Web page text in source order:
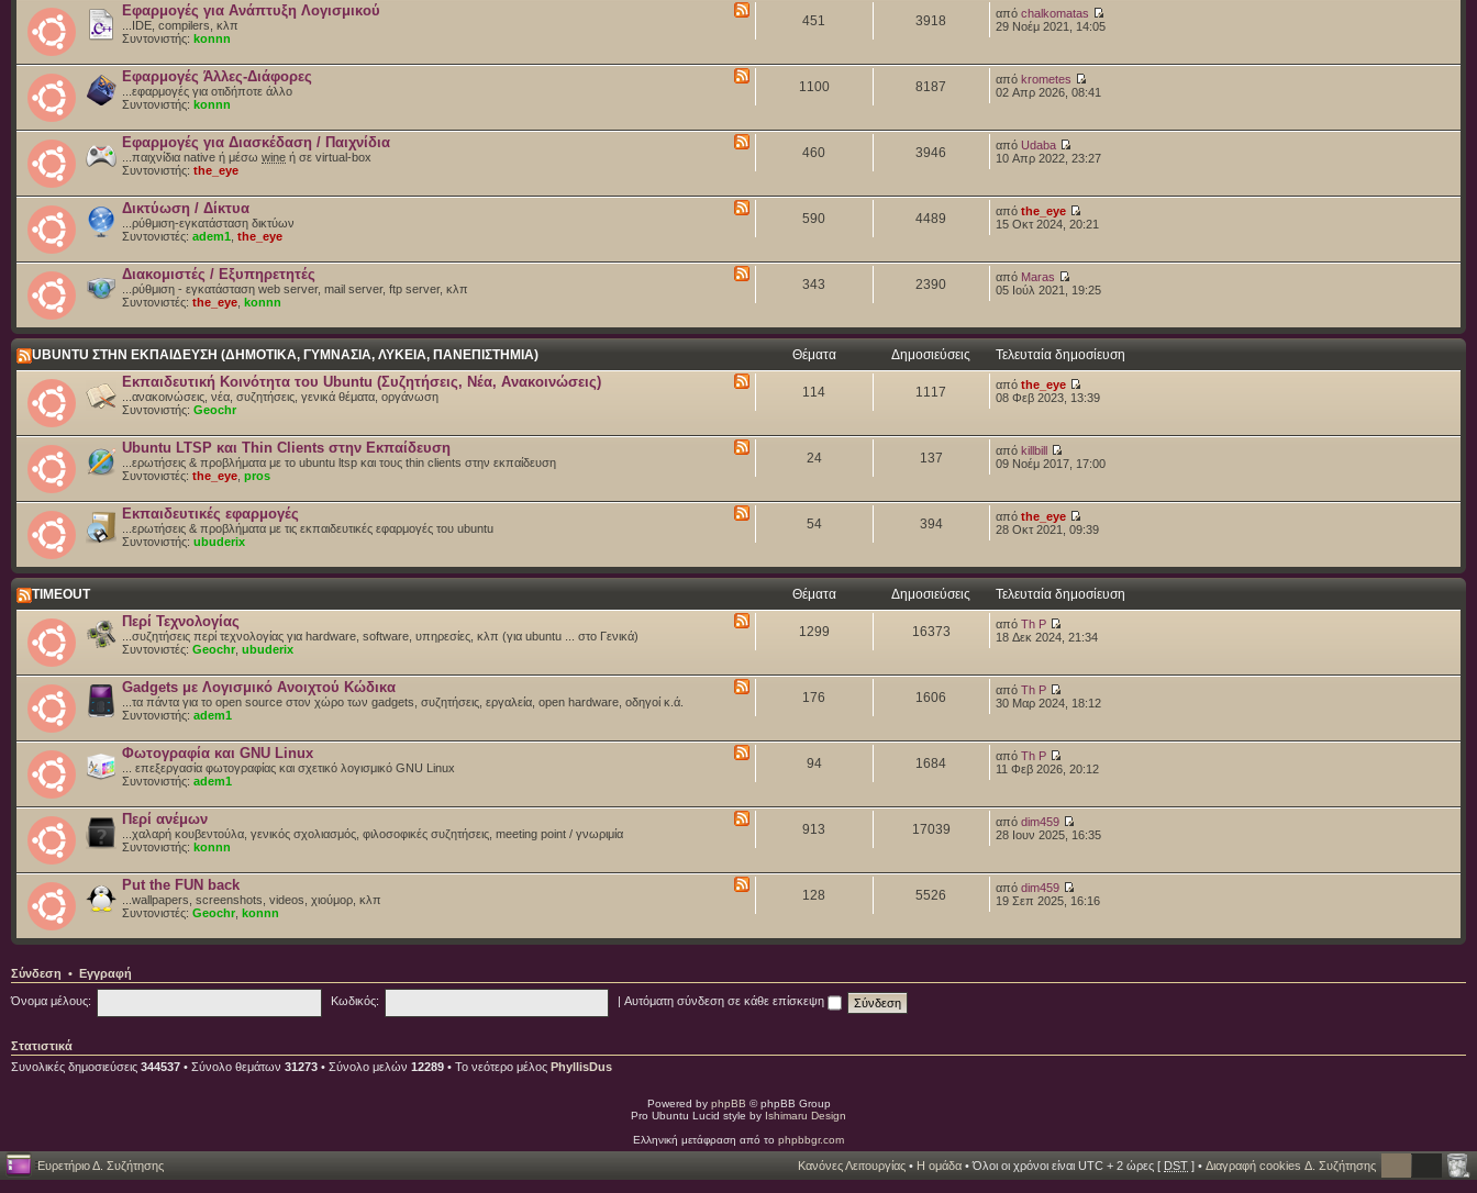
Εφαρμογές για Ανάπτυξη Λογισμικού
...IDE, compilers, κλπ
Συντονιστής: konnn
451 3918 από chalkomatas
29 Νοέμ 2021, 14:05
Εφαρμογές Άλλες-Διάφορες
...εφαρμογές για οτιδήποτε άλλο
Συντονιστής: konnn
1100 8187 από krometes
02 Απρ 2026, 08:41
Εφαρμογές για Διασκέδαση / Παιχνίδια
...παιχνίδια native ή μέσω wine ή σε virtual-box
Συντονιστής: the_eye
460 3946 από Udaba
10 Απρ 2022, 23:27
Δικτύωση / Δίκτυα
...ρύθμιση-εγκατάσταση δικτύων
Συντονιστές: adem1 the_eye
590 4489 από the_eye
15 Οκτ 2024, 20:21
Διακομιστές / Εξυπηρετητές
...ρύθμιση - εγκατάσταση web server, mail server, ftp server, κλπ
Συντονιστές: the_eye konnn
343 2390 από Maras
05 Ιούλ 2021, 19:25
UBUNTU ΣΤΗΝ ΕΚΠΑΙΔΕΥΣΗ (ΔΗΜΟΤΙΚΑ, ΓΥΜΝΑΣΙΑ, ΛΥΚΕΙΑ, ΠΑΝΕΠΙΣΤΗΜΙΑ) Θέματα Δημοσιεύσεις Τελευταία δημοσίευση
Εκπαιδευτική Κοινότητα του Ubuntu (Συζητήσεις, Νέα, Ανακοινώσεις)
...ανακοινώσεις, νέα, συζητήσεις, γενικά θέματα, οργάνωση
Συντονιστής: Geochr
114 1117 από the_eye
08 Φεβ 2023, 13:39
Ubuntu LTSP και Thin Clients στην Εκπαίδευση
...ερωτήσεις & προβλήματα με το ubuntu ltsp και τους thin clients στην εκπαίδευση
Συντονιστές: the_eye pros
24 137 από killbill
09 Νοέμ 2017, 17:00
Εκπαιδευτικές εφαρμογές
...ερωτήσεις & προβλήματα με τις εκπαιδευτικές εφαρμογές του ubuntu
Συντονιστής: ubuderix
54 394 από the_eye
28 Οκτ 2021, 09:39
TIMEOUT Θέματα Δημοσιεύσεις Τελευταία δημοσίευση
Περί Τεχνολογίας
...συζητήσεις περί τεχνολογίας για hardware, software, υπηρεσίες, κλπ (για ubuntu ... στο Γενικά)
Συντονιστές: Geochr ubuderix
1299 16373 από Th P
18 Δεκ 2024, 21:34
Gadgets με Λογισμικό Ανοιχτού Κώδικα
...τα πάντα για το open source στον χώρο των gadgets, συζητήσεις, εργαλεία, open hardware, οδηγοί κ.ά.
Συντονιστής: adem1
176 1606 από Th P
30 Μαρ 2024, 18:12
Φωτογραφία και GNU Linux
... επεξεργασία φωτογραφίας και σχετικό λογισμικό GNU Linux
Συντονιστής: adem1
94 1684 από Th P
11 Φεβ 2026, 20:12
Περί ανέμων
...χαλαρή κουβεντούλα, γενικός σχολιασμός, φιλοσοφικές συζητήσεις, meeting point / γνωριμία
Συντονιστής: konnn
913 17039 από dim459
28 Ιουν 2025, 16:35
Put the FUN back
...wallpapers, screenshots, videos, χιούμορ, κλπ
Συντονιστές: Geochr konnn
128 5526 από dim459
19 Σεπ 2025, 16:16
Σύνδεση • Εγγραφή
Όνομα μέλους: Κωδικός: |Αυτόματη σύνδεση σε κάθε επίσκεψη
Στατιστικά
Συνολικές δημοσιεύσεις 344537 • Σύνολο θεμάτων 31273 • Σύνολο μελών 12289 • Το νεότερο μέλος PhyllisDus
Powered by phpBB © phpBB Group
Pro Ubuntu Lucid style by Ishimaru Design
Ελληνική μετάφραση από το phpbbgr.com
Ευρετήριο Δ. Συζήτησης Κανόνες Λειτουργίας • Η ομάδα • Όλοι οι χρόνοι είναι UTC + 2 ώρες [ DST ] • Διαγραφή cookies Δ. Συζήτησης